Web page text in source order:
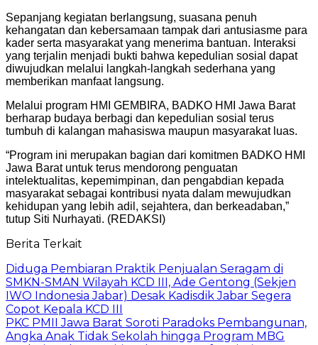
Sepanjang kegiatan berlangsung, suasana penuh
kehangatan dan kebersamaan tampak dari antusiasme para
kader serta masyarakat yang menerima bantuan. Interaksi
yang terjalin menjadi bukti bahwa kepedulian sosial dapat
diwujudkan melalui langkah-langkah sederhana yang
memberikan manfaat langsung.
Melalui program HMI GEMBIRA, BADKO HMI Jawa Barat
berharap budaya berbagi dan kepedulian sosial terus
tumbuh di kalangan mahasiswa maupun masyarakat luas.
“Program ini merupakan bagian dari komitmen BADKO HMI
Jawa Barat untuk terus mendorong penguatan
intelektualitas, kepemimpinan, dan pengabdian kepada
masyarakat sebagai kontribusi nyata dalam mewujudkan
kehidupan yang lebih adil, sejahtera, dan berkeadaban,”
tutup Siti Nurhayati. (REDAKSI)
Berita Terkait
Diduga Pembiaran Praktik Penjualan Seragam di
SMKN-SMAN Wilayah KCD III, Ade Gentong (Sekjen
IWO Indonesia Jabar) Desak Kadisdik Jabar Segera
Copot Kepala KCD III
PKC PMII Jawa Barat Soroti Paradoks Pembangunan,
Angka Anak Tidak Sekolah hingga Program MBG